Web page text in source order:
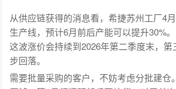
从供应链获得的消息看，希捷苏州工厂4
生产线，预计6月前后产能可以提升30%。
这波涨价会持续到2026年第二季度末，
步回落。
需要批量采购的客户，不妨考虑分批建仓